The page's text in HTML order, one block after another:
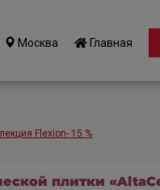
Москва Главная
Flexion- 15 %
плитки